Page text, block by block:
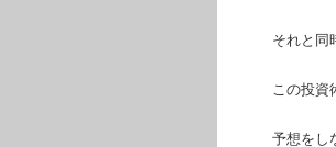
それと同
この投資
予想をし